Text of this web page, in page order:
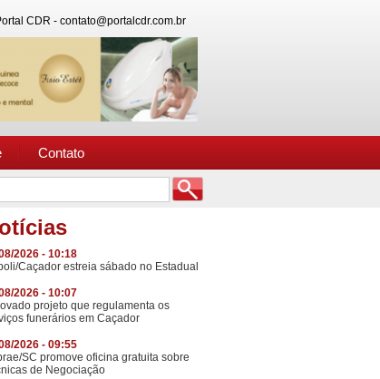
CDR - contato@portalcdr.com.br
Contato
2026 - 10:18
Caçador estreia sábado no Estadual
2026 - 10:07
projeto que regulamenta os
funerários em Caçador
2026 - 09:55
SC promove oficina gratuita sobre
de Negociação